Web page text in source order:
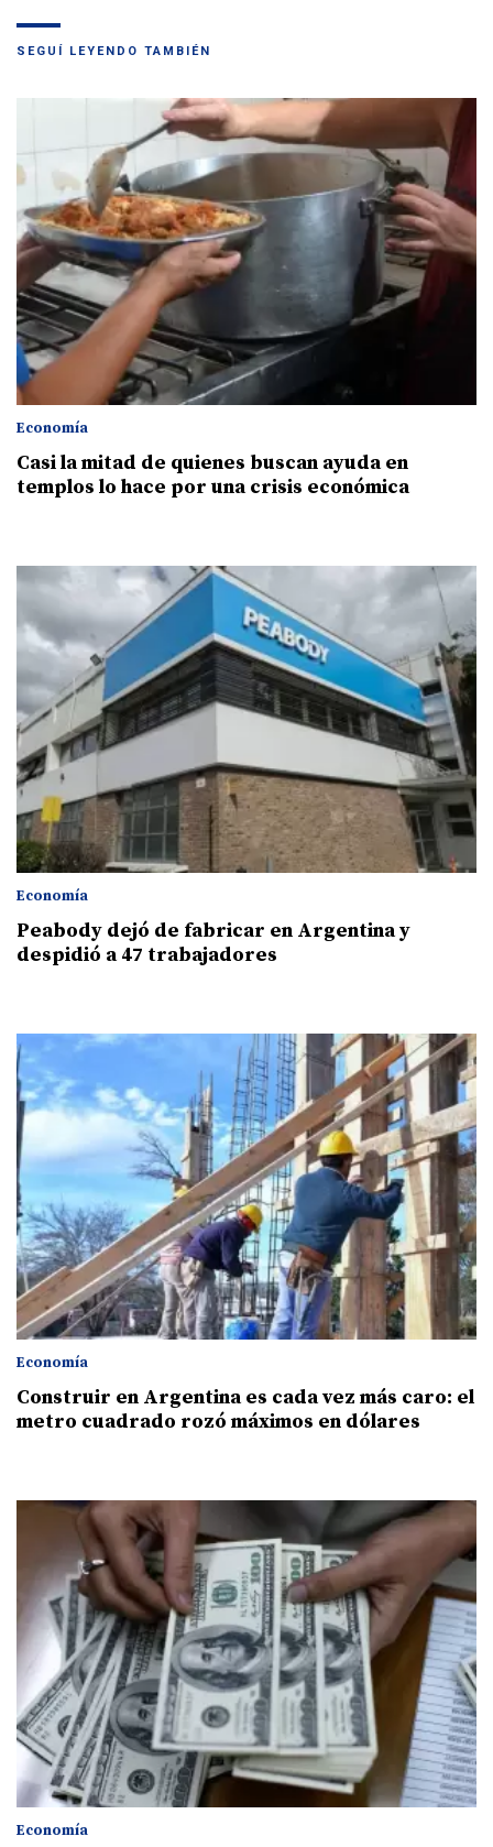
SEGUÍ LEYENDO TAMBIÉN
Economía
Casi la mitad de quienes buscan ayuda en
templos lo hace por una crisis económica
Economía
Peabody dejó de fabricar en Argentina y
despidió a 47 trabajadores
Economía
Construir en Argentina es cada vez más caro: el
metro cuadrado rozó máximos en dólares
Economía